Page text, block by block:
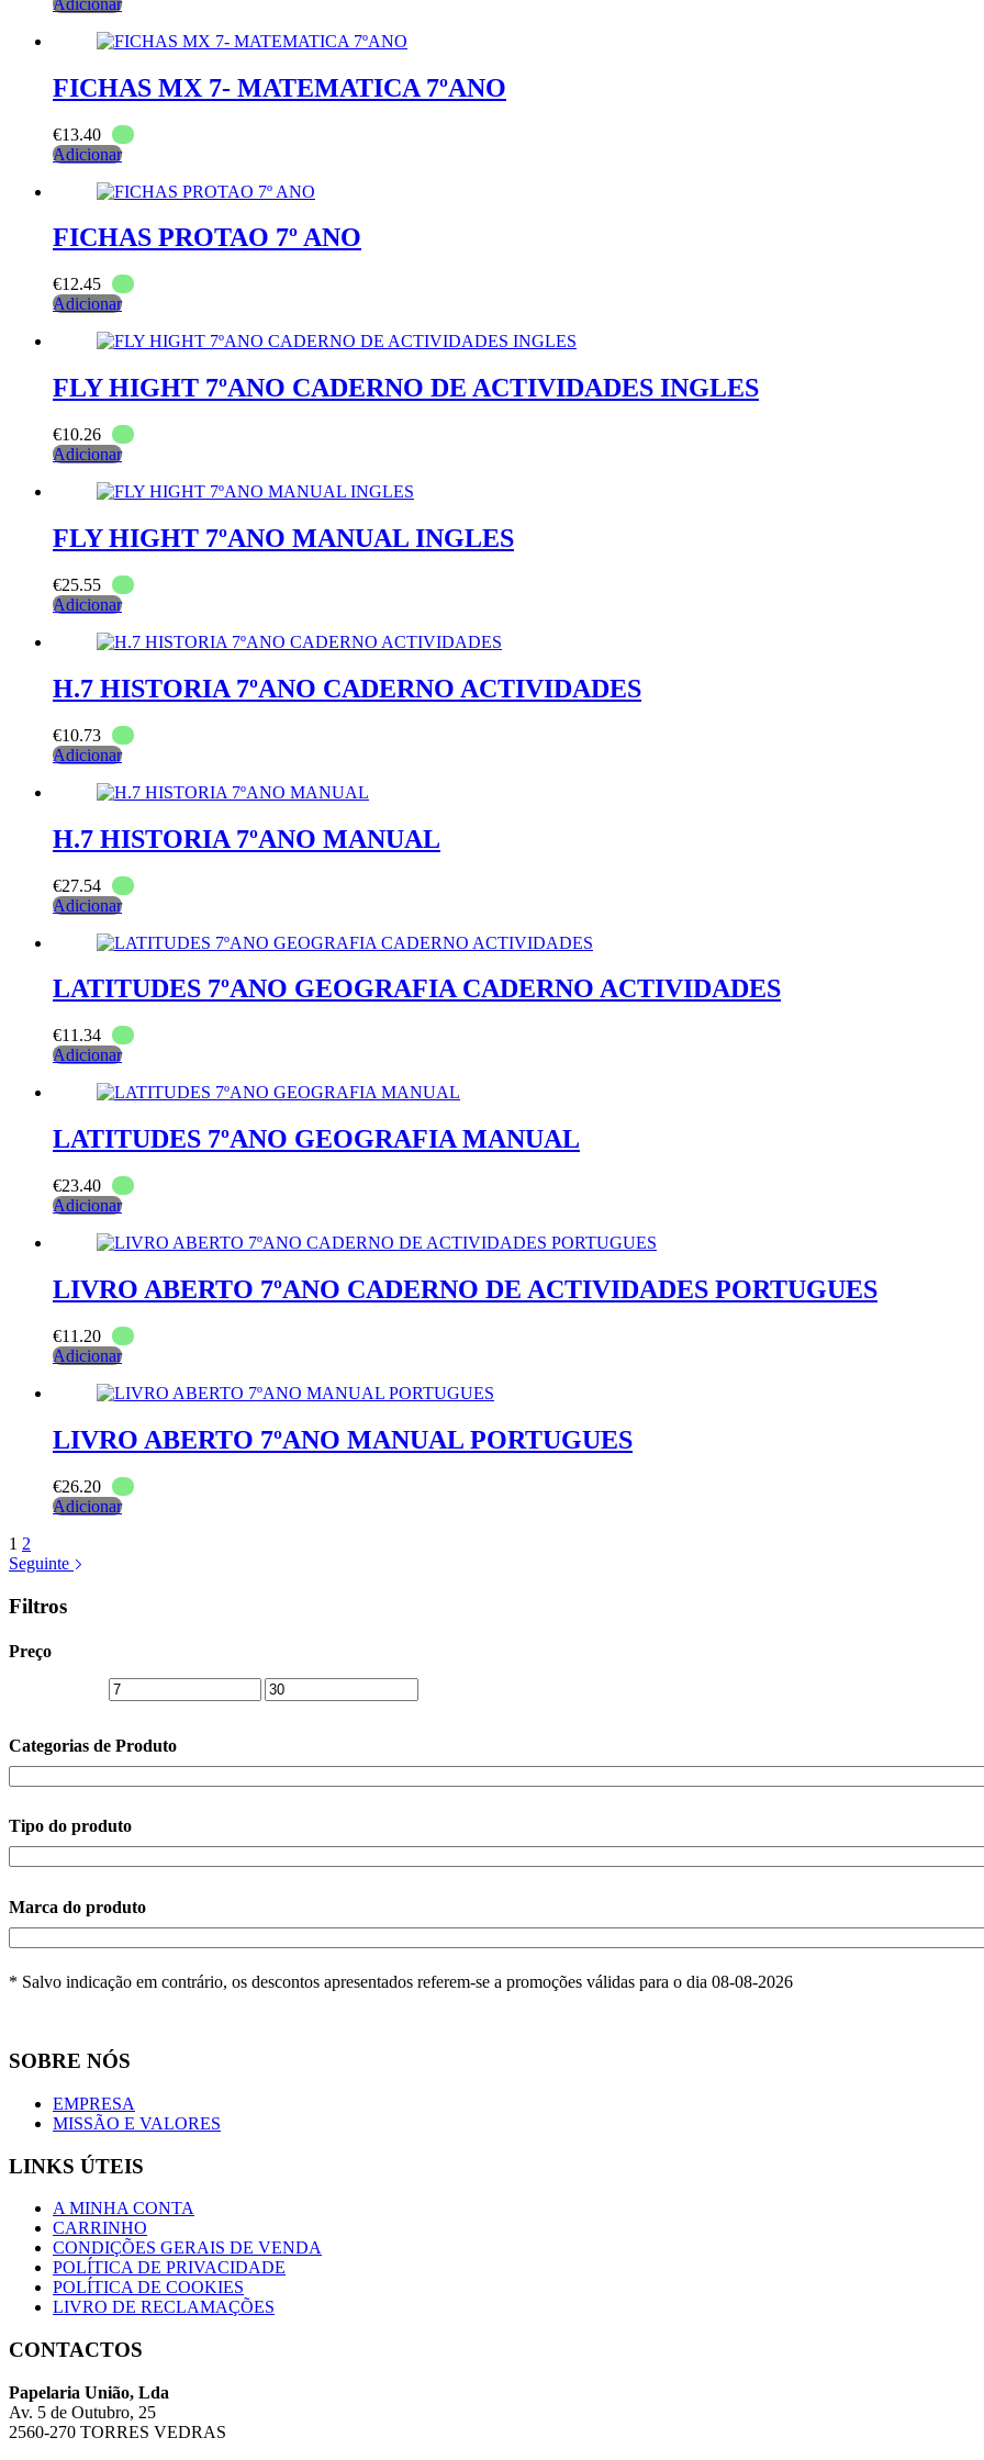
FICHAS MX 7- MATEMATICA 7ºANO
€13.40
Adicionar
FICHAS PROTAO 7º ANO
€12.45
Adicionar
FLY HIGHT 7ºANO CADERNO DE ACTIVIDADES INGLES
€10.26
Adicionar
FLY HIGHT 7ºANO MANUAL INGLES
€25.55
Adicionar
H.7 HISTORIA 7ºANO CADERNO ACTIVIDADES
€10.73
Adicionar
H.7 HISTORIA 7ºANO MANUAL
€27.54
Adicionar
LATITUDES 7ºANO GEOGRAFIA CADERNO ACTIVIDADES
€11.34
Adicionar
LATITUDES 7ºANO GEOGRAFIA MANUAL
€23.40
Adicionar
LIVRO ABERTO 7ºANO CADERNO DE ACTIVIDADES PORTUGUES
€11.20
Adicionar
LIVRO ABERTO 7ºANO MANUAL PORTUGUES
€26.20
Adicionar
1 2
Seguinte
Filtros
Preço
Categorias de Produto
Tipo do produto
Marca do produto
* Salvo indicação em contrário, os descontos apresentados referem-se a promoções válidas para o dia 08-08-2026
SOBRE NÓS
EMPRESA
MISSÃO E VALORES
LINKS ÚTEIS
A MINHA CONTA
CARRINHO
CONDIÇÕES GERAIS DE VENDA
POLÍTICA DE PRIVACIDADE
POLÍTICA DE COOKIES
LIVRO DE RECLAMAÇÕES
CONTACTOS
Papelaria União, Lda
Av. 5 de Outubro, 25
2560-270 TORRES VEDRAS